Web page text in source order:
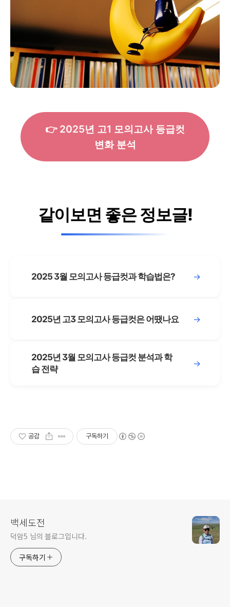
👉 2025년 고1 모의고사 등급컷
변화 분석
같이보면 좋은 정보글!
2025 3월 모의고사 등급컷과 학습법은? →
2025년 고3 모의고사 등급컷은 어땠나요 →
2025년 3월 모의고사 등급컷 분석과 학
습 전략
→
공감 구독하기
백세도전
덕암5 님의 블로그입니다.
구독하기